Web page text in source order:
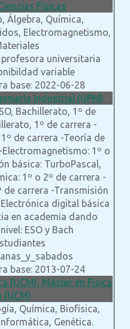
Físicas
Álgebra, Química,
Electromagnetismo,
universitaria
variable
base: 2022-06-28
Industrial (UPM)
Bachillerato, 1º de
1º de carrera -
de carrera -Teoría de
1º o
básica: TurboPascal,
1º o 2º de carrera -
de carrera -Transmisión
digital básica
en academia dando
ESO y Bach
base: 2013-07-24
(UCM), Máster en Física
(UCM)
Química, Biofísica,
Genética.